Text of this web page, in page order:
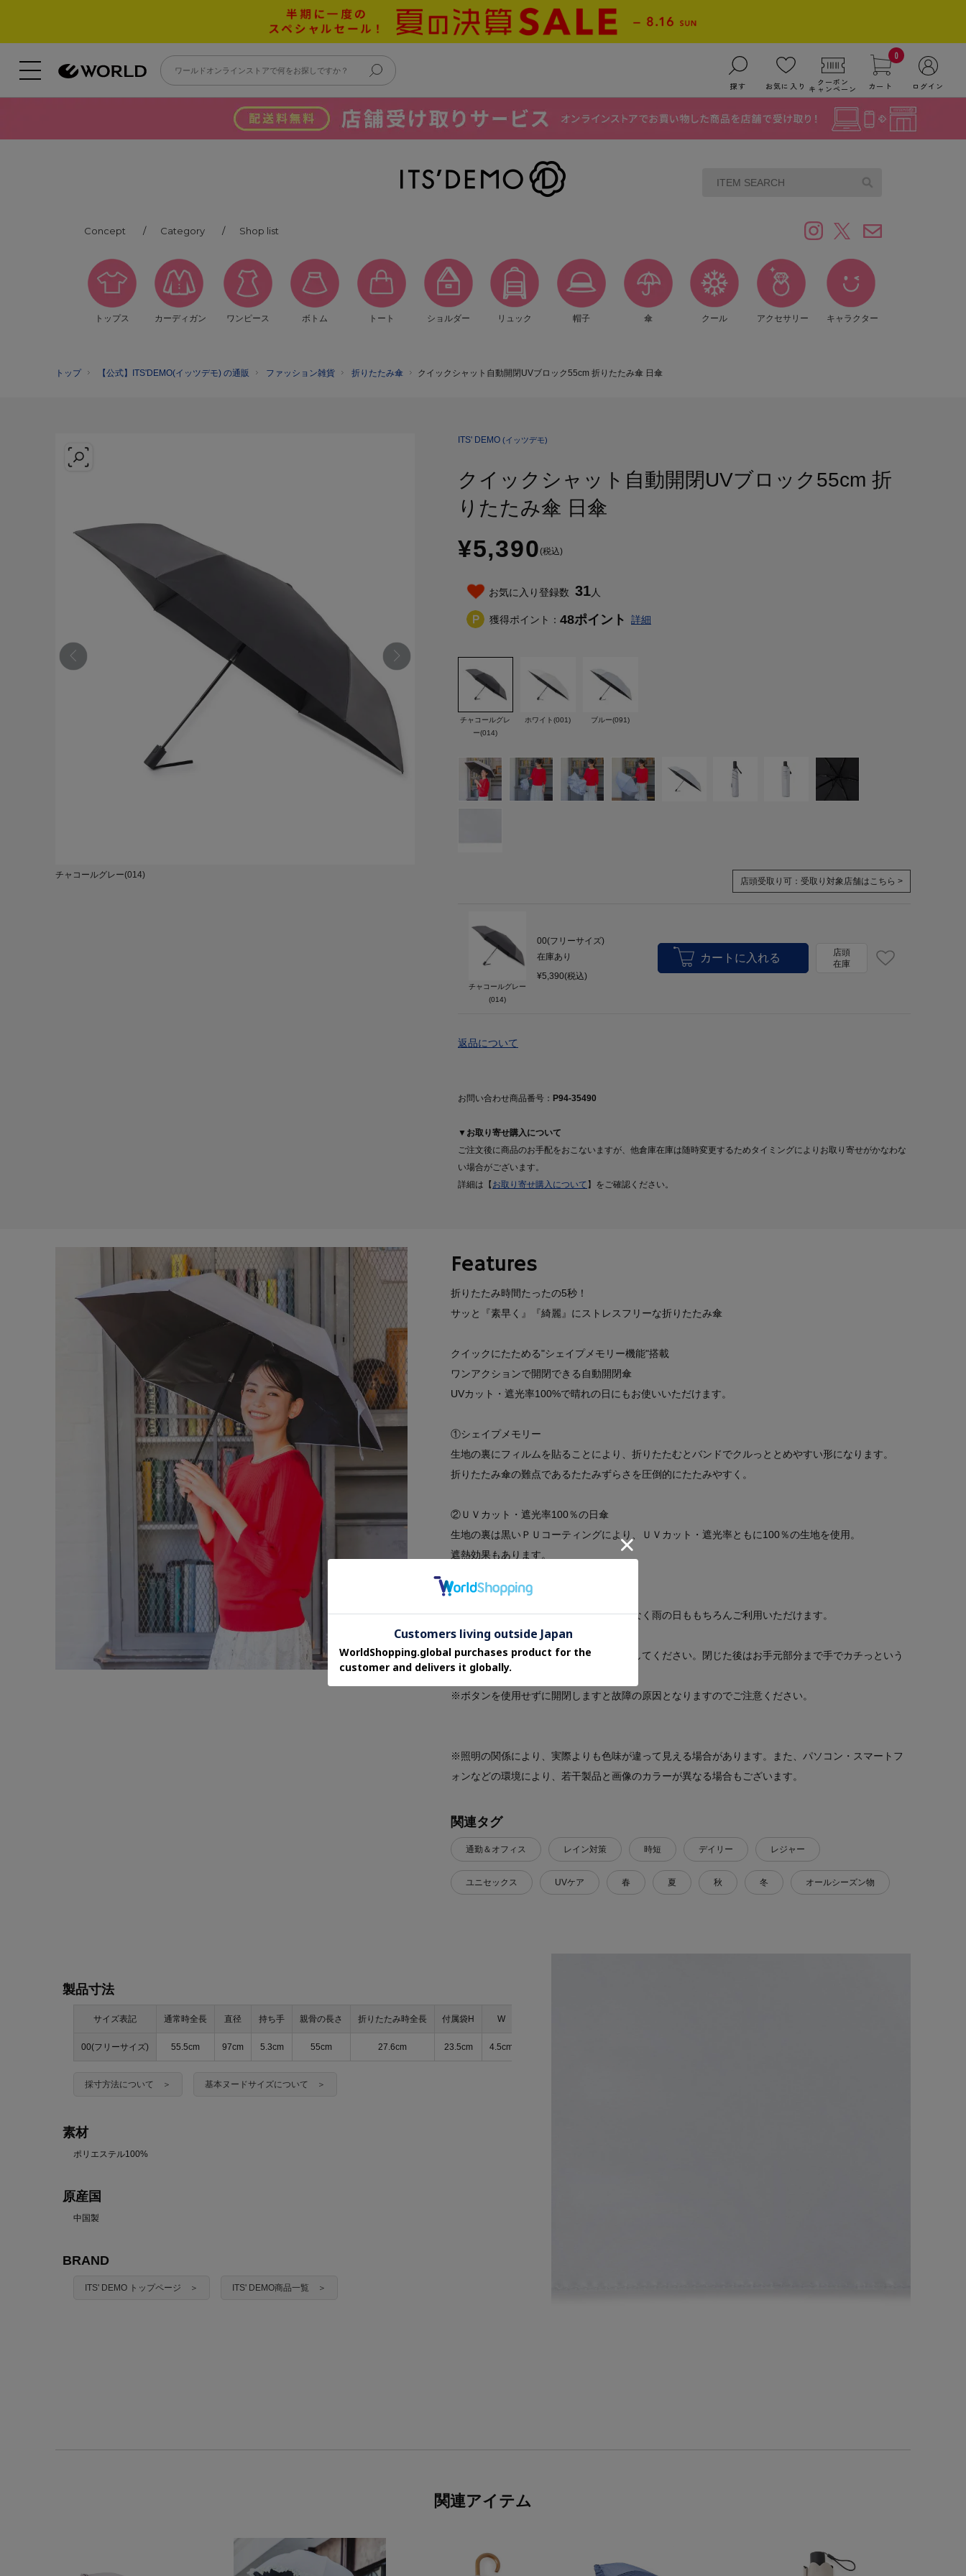
探す お気に入り クーポン
キャンペーン
0
カート ログイン
Concept Category Shop list
トップス カーディガン ワンピース ボトム トート ショルダー リュック 帽子 傘 クール アクセサリー キャラクター
トップ 【公式】ITS'DEMO(イッツデモ) の通販 ファッション雑貨 折りたたみ傘 クイックシャット自動開閉UVブロック55cm 折りたたみ傘 日傘
チャコールグレー(014)
ITS' DEMO (イッツデモ)
クイックシャット自動開閉UVブロック55cm 折
りたたみ傘 日傘
¥5,390(税込)
お気に入り登録数 31人
獲得ポイント： 48ポイント 詳細
チャコールグレ
ー(014)
ホワイト(001) ブルー(091)
店頭受取り可： 受取り対象店舗はこちら >
チャコールグレー
(014)
00(フリーサイズ)
在庫あり
¥5,390(税込)
店頭
在庫
返品について
お問い合わせ商品番号： P94-35490
▼お取り寄せ購入について
ご注文後に商品のお手配をおこないますが、他倉庫在庫は随時変更するためタイミングによりお取り寄せがかなわな
い場合がございます。
詳細は【 お取り寄せ購入について 】をご確認ください。
Features
折りたたみ時間たったの5秒！
サッと『素早く』『綺麗』にストレスフリーな折りたたみ傘
クイックにたためる"シェイプメモリー機能"搭載
ワンアクションで開閉できる自動開閉傘
UVカット・遮光率100%で晴れの日にもお使いいただけます。
①シェイプメモリー
生地の裏にフィルムを貼ることにより、折りたたむとバンドでクルっととめやすい形になります。
折りたたみ傘の難点であるたたみずらさを圧倒的にたたみやすく。
②ＵＶカット・遮光率100％の日傘
生地の裏は黒いＰＵコーティングにより、ＵＶカット・遮光率ともに100％の生地を使用。
遮熱効果もあります。
③晴雨兼用傘として
撥水度級は４級あり、晴れの日だけではなく雨の日ももちろんご利用いただけます。
※傘を開閉する際はお手元のボタンを押してください。閉じた後はお手元部分まで手でカチっという
までお戻しください。
※ボタンを使用せずに開閉しますと故障の原因となりますのでご注意ください。
※照明の関係により、実際よりも色味が違って見える場合があります。また、パソコン・スマートフ
ォンなどの環境により、若干製品と画像のカラーが異なる場合もございます。
関連タグ
通勤＆オフィス レイン対策 時短 デイリー レジャー
ユニセックス UVケア 春 夏 秋 冬 オールシーズン物
製品寸法
サイズ表記 通常時全長 直径 持ち手 親骨の長さ 折りたたみ時全長 付属袋H W
00(フリーサイズ) 55.5cm 97cm 5.3cm 55cm 27.6cm 23.5cm 4.5cm
採寸方法について ＞ 基本ヌードサイズについて ＞
素材
ポリエステル100%
原産国
中国製
BRAND
ITS' DEMO トップページ ＞ ITS' DEMO商品一覧 ＞
関連アイテム